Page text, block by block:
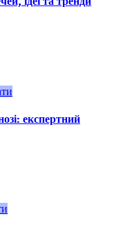
експертний